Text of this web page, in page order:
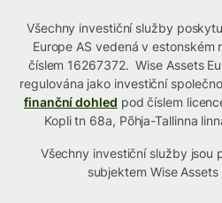
Všechny investiční služby
Europe AS vedená v
číslem 16267372. Wise Assets
regulována jako investiční
finanční dohled pod číslem
Kopli tn 68a, Põhja-Tallinna
Všechny investiční služby jsou
subjektem Wise Assets